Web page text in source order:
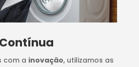
com a inovação, utilizamos as